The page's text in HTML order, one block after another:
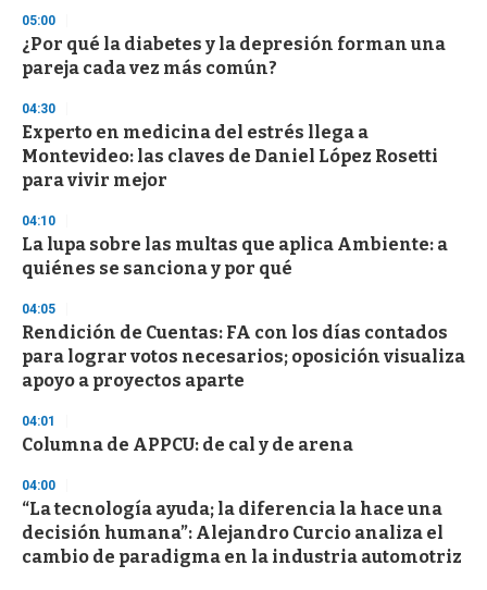
3
s
e
c
n
d
s
05:00
¿Por qué la diabetes y la depresión forman una
pareja cada vez más común?
04:30
Experto en medicina del estrés llega a
Montevideo: las claves de Daniel López Rosetti
para vivir mejor
04:10
La lupa sobre las multas que aplica Ambiente: a
quiénes se sanciona y por qué
04:05
Rendición de Cuentas: FA con los días contados
para lograr votos necesarios; oposición visualiza
apoyo a proyectos aparte
04:01
Columna de APPCU: de cal y de arena
04:00
“La tecnología ayuda; la diferencia la hace una
decisión humana”: Alejandro Curcio analiza el
cambio de paradigma en la industria automotriz